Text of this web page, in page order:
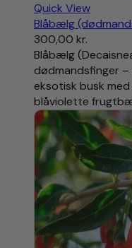
Quick View
Blåbælg
300,00 kr.
Blåbælg
dødmandsfinger
eksotisk busk
blåviolette